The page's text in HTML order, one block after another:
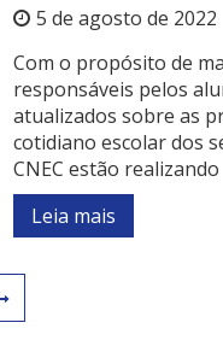
5 de agosto de 2022
Com o propósito de
responsáveis pelos
atualizados sobre as
cotidiano escolar dos
CNEC estão realizando
Leia mais